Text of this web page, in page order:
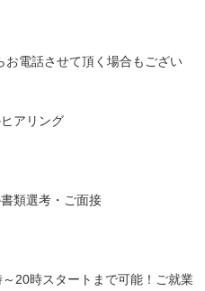
電話させて頂く場合もござい
アリング
類選考・ご面接
20時スタートまで可能！ご就業